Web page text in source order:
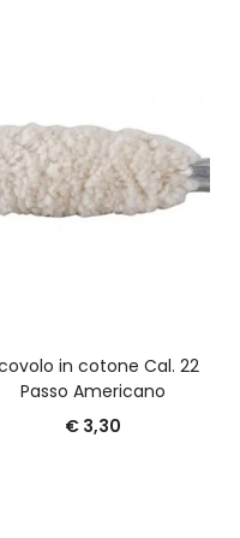
in cotone Cal. 22
Passo Americano
€ 3,30